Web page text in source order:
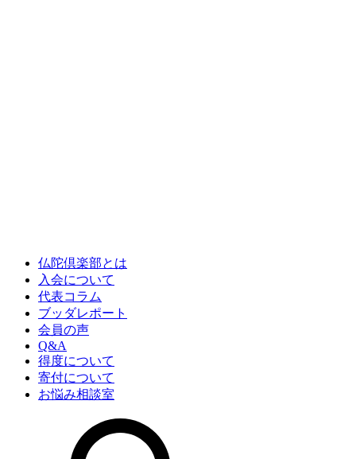
仏陀倶楽部とは
入会について
代表コラム
ブッダレポート
会員の声
Q&A
得度について
寄付について
お悩み相談室